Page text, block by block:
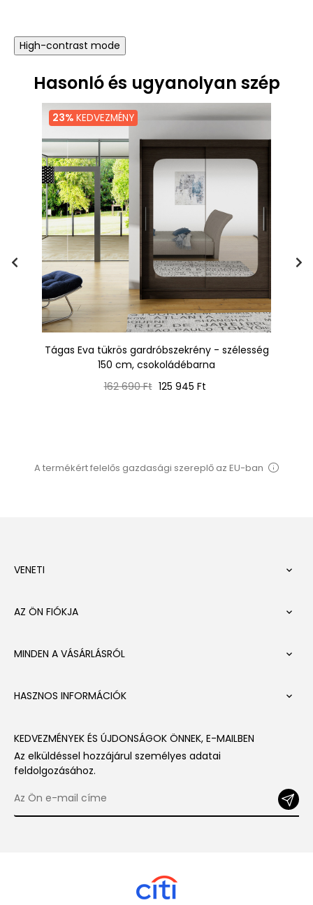
High-contrast mode
Hasonló és ugyanolyan szép
23% KEDVEZMÉNY
Tágas Eva tükrös gardróbszekrény - szélesség
150 cm, csokoládébarna
Normál
162 690 Ft Ár
125 945 Ft
A termékért felelős gazdasági szereplő az EU-ban
VENETI 
AZ ÖN FIÓKJA 
MINDEN A VÁSÁRLÁSRÓL 
HASZNOS INFORMÁCIÓK 
KEDVEZMÉNYEK ÉS ÚJDONSÁGOK ÖNNEK, E-MAILBEN
Az elküldéssel hozzájárul személyes adatai
feldolgozásához.